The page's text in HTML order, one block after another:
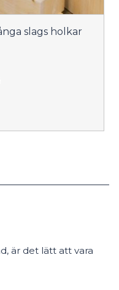
slags holkar
är det lätt att vara